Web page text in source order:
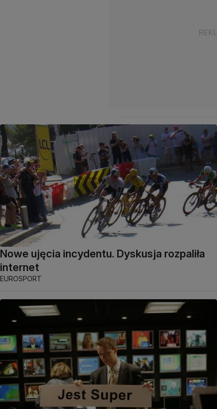
Nowe ujęcia incydentu. Dyskusja rozpaliła
internet
EUROSPORT